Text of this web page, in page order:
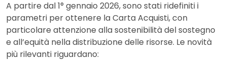
A partire dal 1° gennaio 2026, sono stati ridefiniti i
parametri per ottenere la Carta Acquisti, con
particolare attenzione alla sostenibilità del sostegno
e all’equità nella distribuzione delle risorse. Le novità
più rilevanti riguardano: